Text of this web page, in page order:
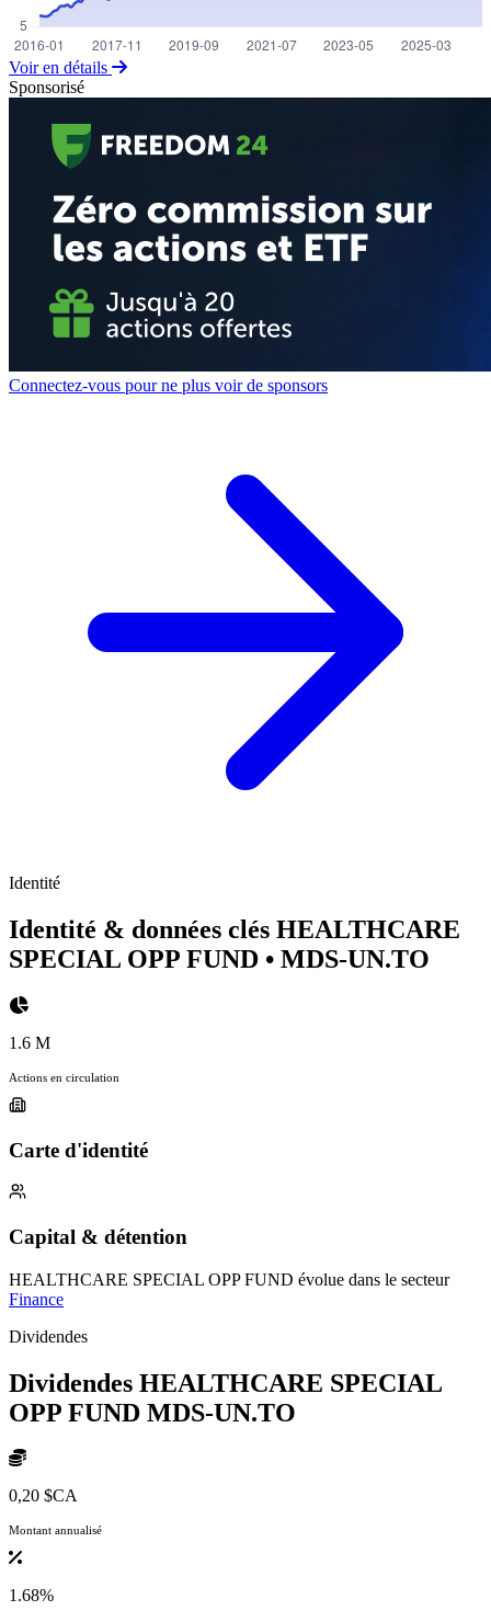
Voir en détails
Sponsorisé
Connectez-vous pour ne plus voir de sponsors
Identité
Identité & données clés HEALTHCARE
SPECIAL OPP FUND • MDS-UN.TO
1.6 M
Actions en circulation
Carte d'identité
Capital & détention
HEALTHCARE SPECIAL OPP FUND évolue dans le secteur
Finance
Dividendes
Dividendes HEALTHCARE SPECIAL
OPP FUND MDS-UN.TO
0,20 $CA
Montant annualisé
1.68%